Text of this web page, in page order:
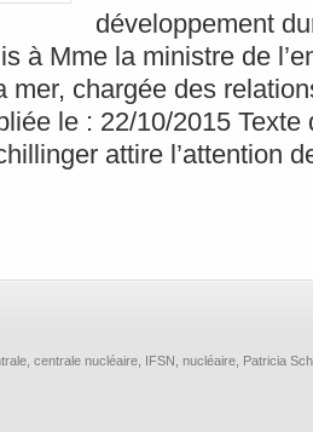
développement
à Mme la ministre de
mer, chargée des
le : 22/10/2015 Texte
attire l’attention
centrale nucléaire IFSN nucléaire Patricia